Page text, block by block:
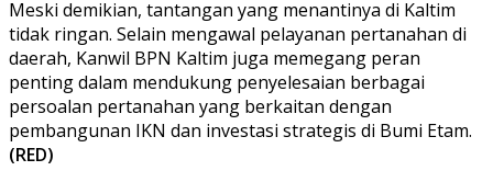
Meski demikian, tantangan yang menantinya di Kaltim
tidak ringan. Selain mengawal pelayanan pertanahan di
daerah, Kanwil BPN Kaltim juga memegang peran
penting dalam mendukung penyelesaian berbagai
persoalan pertanahan yang berkaitan dengan
pembangunan IKN dan investasi strategis di Bumi Etam.
(RED)